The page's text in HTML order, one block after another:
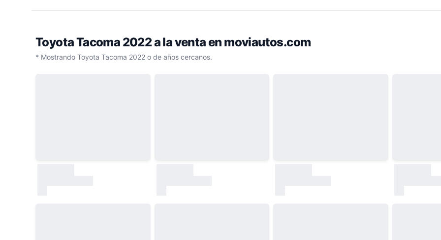
Toyota Tacoma 2022a la venta en moviautos.com
* Mostrando Toyota Tacoma 2022 o de años cercanos.